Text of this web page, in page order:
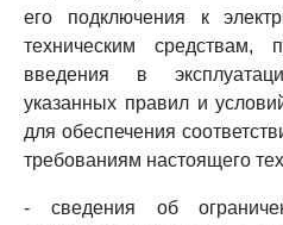
его подключения к
техническим средствам,
введения в
указанных правил и
для обеспечения
требованиям настоящего
- сведения об